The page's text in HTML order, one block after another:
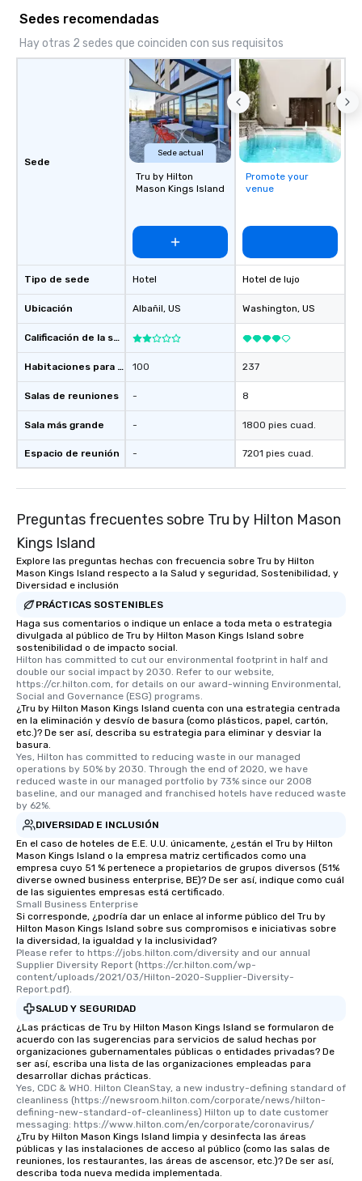
Sedes recomendadas
Hay otras 2 sedes que coinciden con sus requisitos
Sede
Tipo de sede
Ubicación
Calificación de la sede
Habitaciones para huéspedes
Salas de reuniones
Sala más grande
Espacio de reunión
Sede actual
Tru by Hilton
Mason Kings Island
Hotel
Albañil, US
100
-
-
-
Promote your
venue
Hotel de lujo
Washington, US
237
8
1800 pies cuad.
7201 pies cuad.
Preguntas frecuentes sobre Tru by Hilton Mason
Kings Island
Explore las preguntas hechas con frecuencia sobre Tru by Hilton
Mason Kings Island respecto a la Salud y seguridad, Sostenibilidad, y
Diversidad e inclusión
PRÁCTICAS SOSTENIBLES
Haga sus comentarios o indique un enlace a toda meta o estrategia
divulgada al público de Tru by Hilton Mason Kings Island sobre
sostenibilidad o de impacto social.
Hilton has committed to cut our environmental footprint in half and
double our social impact by 2030. Refer to our website,
https://cr.hilton.com, for details on our award-winning Environmental,
Social and Governance (ESG) programs.
¿Tru by Hilton Mason Kings Island cuenta con una estrategia centrada
en la eliminación y desvío de basura (como plásticos, papel, cartón,
etc.)? De ser así, describa su estrategia para eliminar y desviar la
basura.
Yes, Hilton has committed to reducing waste in our managed
operations by 50% by 2030. Through the end of 2020, we have
reduced waste in our managed portfolio by 73% since our 2008
baseline, and our managed and franchised hotels have reduced waste
by 62%.
DIVERSIDAD E INCLUSIÓN
En el caso de hoteles de E.E. U.U. únicamente, ¿están el Tru by Hilton
Mason Kings Island o la empresa matriz certificados como una
empresa cuyo 51 % pertenece a propietarios de grupos diversos (51%
diverse owned business enterprise, BE)? De ser así, indique como cuál
de las siguientes empresas está certificado.
Small Business Enterprise
Si corresponde, ¿podría dar un enlace al informe público del Tru by
Hilton Mason Kings Island sobre sus compromisos e iniciativas sobre
la diversidad, la igualdad y la inclusividad?
Please refer to https://jobs.hilton.com/diversity and our annual
Supplier Diversity Report (https://cr.hilton.com/wp-
content/uploads/2021/03/Hilton-2020-Supplier-Diversity-
Report.pdf).
SALUD Y SEGURIDAD
¿Las prácticas de Tru by Hilton Mason Kings Island se formularon de
acuerdo con las sugerencias para servicios de salud hechas por
organizaciones gubernamentales públicas o entidades privadas? De
ser así, escriba una lista de las organizaciones empleadas para
desarrollar dichas prácticas.
Yes, CDC & WHO. Hilton CleanStay, a new industry-defining standard of
cleanliness (https://newsroom.hilton.com/corporate/news/hilton-
defining-new-standard-of-cleanliness) Hilton up to date customer
messaging: https://www.hilton.com/en/corporate/coronavirus/
¿Tru by Hilton Mason Kings Island limpia y desinfecta las áreas
públicas y las instalaciones de acceso al público (como las salas de
reuniones, los restaurantes, las áreas de ascensor, etc.)? De ser así,
describa toda nueva medida implementada.